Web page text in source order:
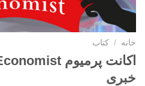
خانه / کتاب
خبری